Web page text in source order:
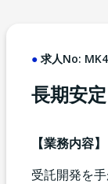
求人No:
長期安
【業務内容】
受託開発を